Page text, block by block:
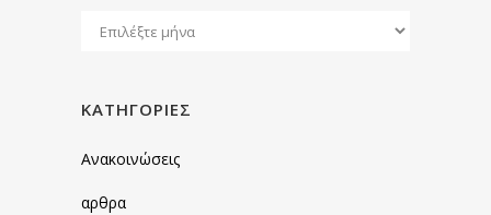
Ιστορικό
KΑΤΗΓΟΡΊΕΣ
Ανακοινώσεις
αρθρα